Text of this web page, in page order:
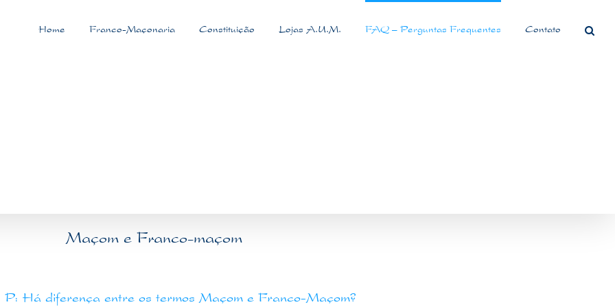
Home Franco-Maçonaria Constituição Lojas A.U.M. FAQ – Perguntas Frequentes Contato
Maçom e Franco-maçom
P: Há diferença entre os termos Maçom e Franco-Maçom?